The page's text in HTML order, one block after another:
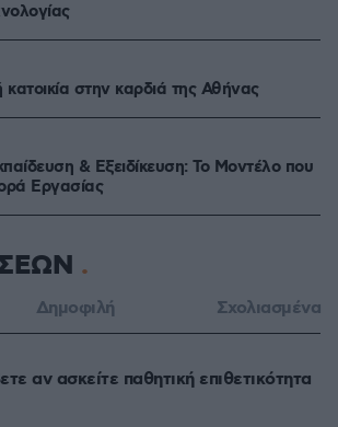
κατοικία στην καρδιά της Αθήνας
& Εξειδίκευση: Το Mοντέλο που
Eργασίας
Δημοφιλή Σχολιασμένα
αν ασκείτε παθητική επιθετικότητα